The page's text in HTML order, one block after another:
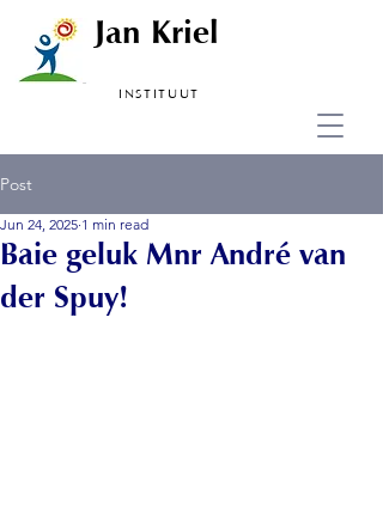
Jan Kriel
INSTITUUT
Post
Baie geluk Mnr André van
der Spuy!
Jun 24, 2025 1 min read